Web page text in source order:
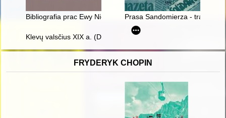
Bibliografia prac Ewy Niesiołowskiej-Śreniowskiej
Prasa Sandomierza - tradycje
Klevų valsčius XIX a. (D. 4)
FRYDERYK CHOPIN